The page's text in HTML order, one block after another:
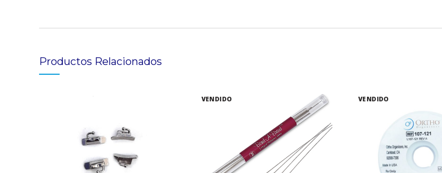
Productos Relacionados
VENDIDO VENDIDO